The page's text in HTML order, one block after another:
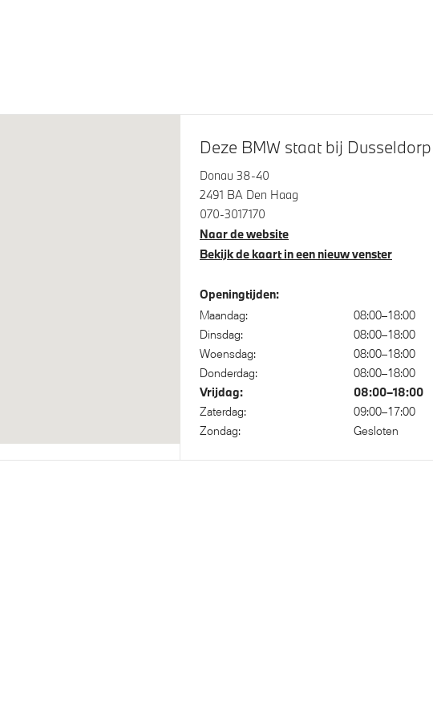
Bandenspanningsweergavesysteem
Achteruitrijcamera
xDrive - Vierwielaandrijving
Deze BMW staat bij
Donau 38-40
2491 BA Den Haag
070-3017170
Naar de website
Bekijk de kaart in een nieuw venster
Openingtijden:
Maandag:
08:00–18:00
Dinsdag:
08:00–18:00
Woensdag:
08:00–18:00
Donderdag:
08:00–18:00
Vrijdag: 08:00–18:00
Zaterdag:
09:00–17:00
Zondag:
Gesloten